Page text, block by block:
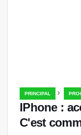
PRINCIPAL ›
IPhone :
C'est